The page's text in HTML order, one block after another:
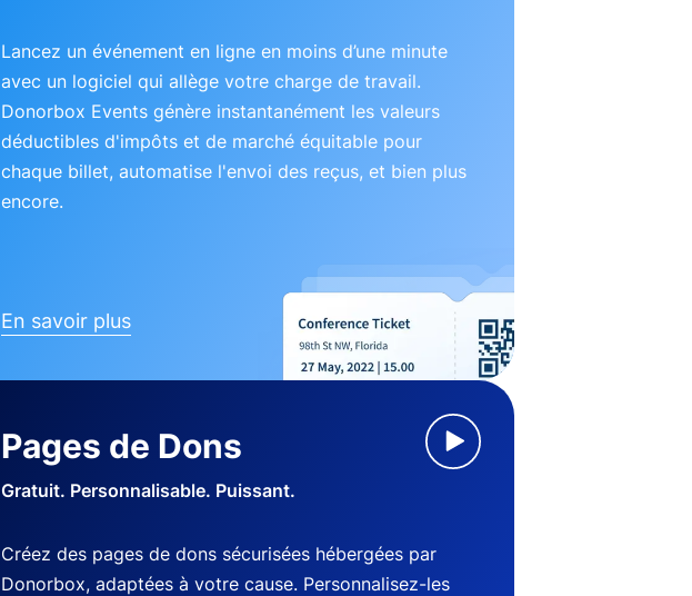
Lancez un événement en ligne en moins d’une minute
avec un logiciel qui allège votre charge de travail.
Donorbox Events génère instantanément les valeurs
déductibles d'impôts et de marché équitable pour
chaque billet, automatise l'envoi des reçus, et bien plus
encore.
En savoir plus
Pages de Dons
Gratuit. Personnalisable. Puissant.
Créez des pages de dons sécurisées hébergées par
Donorbox, adaptées à votre cause. Personnalisez-les